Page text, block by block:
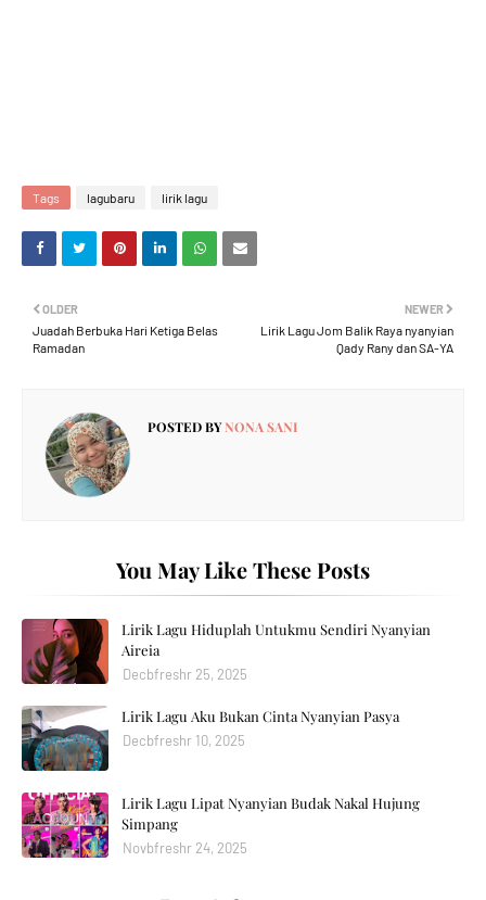
Tags lagubaru lirik lagu
NEWER
Lirik Lagu Jom Balik Raya nyanyian
Qady Rany dan SA-YA
OLDER
Juadah Berbuka Hari Ketiga Belas
Ramadan
POSTED BYNONA SANI
You May Like These Posts
Lirik Lagu Hiduplah Untukmu Sendiri Nyanyian
Aireia
Decbfreshr 25, 2025
Lirik Lagu Aku Bukan Cinta Nyanyian Pasya
Decbfreshr 10, 2025
Lirik Lagu Lipat Nyanyian Budak Nakal Hujung
Simpang
Novbfreshr 24, 2025